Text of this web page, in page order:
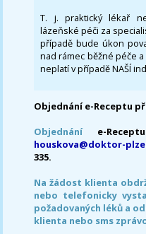
T. j. praktický lékař
lázeňské péči za
případě bude úkon
nad rámec běžné péče
neplatí v případě NAŠÍ
Objednání e-Receptu
Objednání e-Receptu
houskova@doktor-
335.
Na žádost klienta
nebo telefonicky
požadovaných léků a
klienta nebo sms